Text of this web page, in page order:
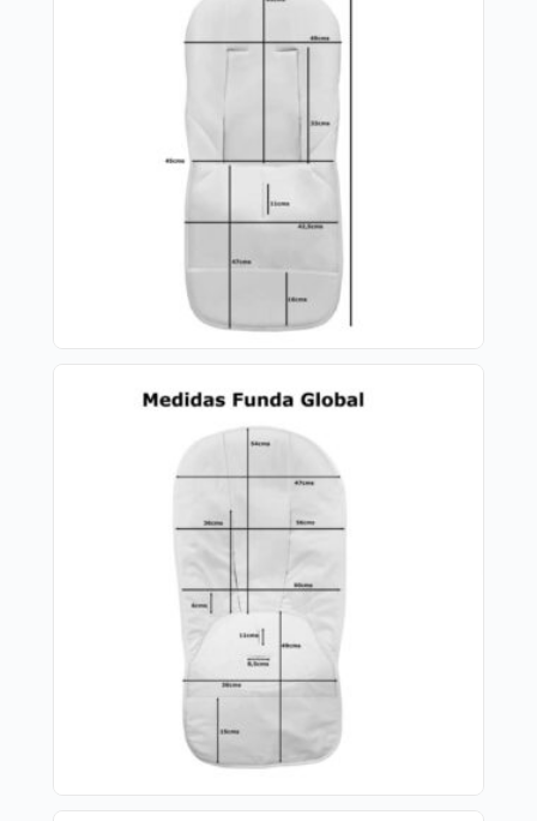
Funda en bambula plumeti.
El relleno de la funda es micro fibra prensada
para mayor confort y comodidad del bebé.
El tejido posterior de la funda es tejido liso.
Trasera superior regulable con freno.
Cintas y gomitas para sujetar, en caso de no
poder utilizar la trasera.
Ojales en la parte superior, en los laterales y
Trasera inferior elástica